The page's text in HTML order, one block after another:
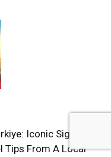
Iconic Sights,
Tips From A Local